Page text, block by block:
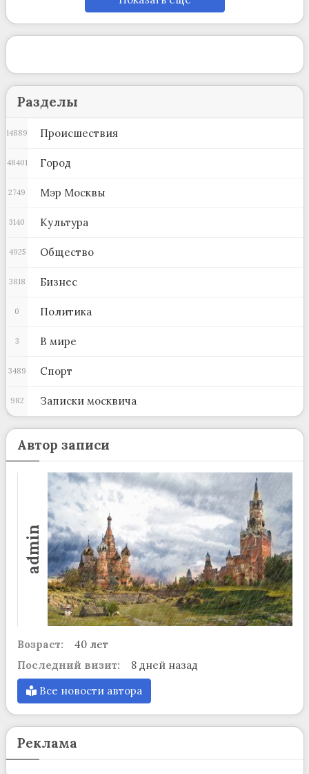
Разделы
Происшествия
14889
Город
48401
Мэр Москвы
2749
Культура
3140
Общество
4925
Бизнес
3818
Политика
0
В мире
3
Спорт
3489
Записки москвича
982
Автор записи
admin
Возраст:
40 лет
Последний визит:
8 дней назад
Все новости автора
Реклама